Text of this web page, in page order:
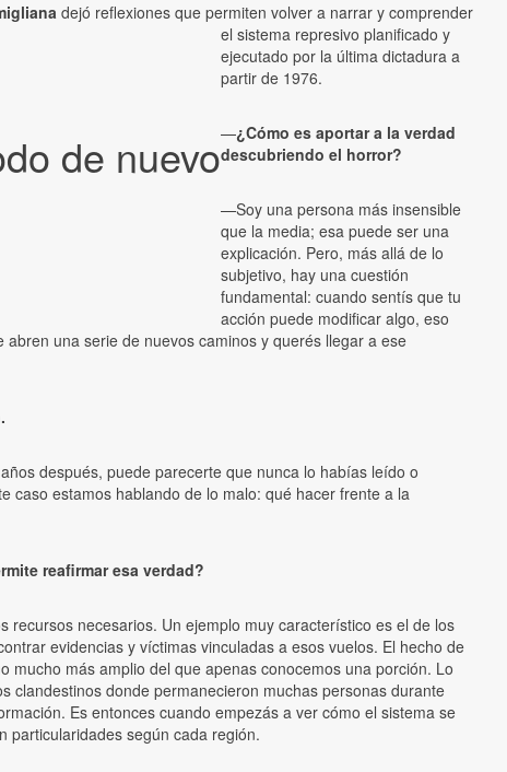
de nuevo
dejó reflexiones que permiten volver a narrar y comprender
el sistema represivo planificado y
ejecutado por la última dictadura a
partir de 1976.
—¿Cómo es aportar a la verdad
descubriendo el horror?
—Soy una persona más insensible
que la media; esa puede ser una
explicación. Pero, más allá de lo
subjetivo, hay una cuestión
fundamental: cuando sentís que tu
acción puede modificar algo, eso
una serie de nuevos caminos y querés llegar a ese
después, puede parecerte que nunca lo habías leído o
caso estamos hablando de lo malo: qué hacer frente a la
reafirmar esa verdad?
necesarios. Un ejemplo muy característico es el de los
evidencias y víctimas vinculadas a esos vuelos. El hecho de
más amplio del que apenas conocemos una porción. Lo
clandestinos donde permanecieron muchas personas durante
Es entonces cuando empezás a ver cómo el sistema se
particularidades según cada región.